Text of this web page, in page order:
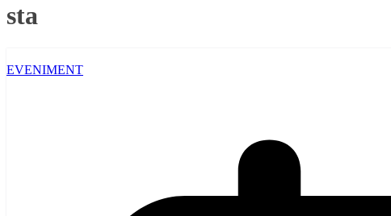
sta
EVENIMENT